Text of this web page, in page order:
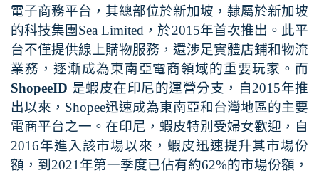
電子商務平台，其總部位於新加坡，隸屬於新加坡
的科技集團 Sea Limited ，於2015年首次推出。此平
台不僅提供線上購物服務，還涉足實體店鋪和物流
業務，逐漸成為東南亞電商領域的重要玩家。而
ShopeeID 是蝦皮在印尼的運營分支，自2015年推
出以來， Shopee迅速成為東南亞和台灣地區的主要
電商平台之一。 在印尼，蝦皮特別受婦女歡迎，自
2016年進入該市場以來，蝦皮迅速提升其市場份
額，到 2021年第一季度已佔有約62%的市場份額，